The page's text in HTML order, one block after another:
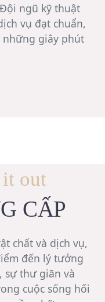
ngũ kỹ thuật
vụ đạt chuẩn,
giây phút
out
CẤP
chất và dịch vụ,
đến lý tưởng
sự thư giãn và
cuộc sống hối